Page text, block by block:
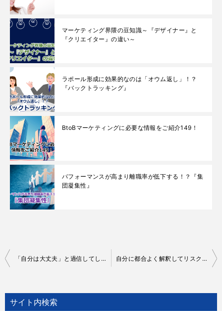
マーケティング界隈の豆知識～『デザイナー』と
『クリエイター』の違い～
ラポール形成に効果的なのは「オウム返し」！？
『バックトラッキング』
BtoBマーケティングに必要な情報をご紹介149！
パフォーマンスが高まり離職率が低下する！？『集
団凝集性』
投
ビ
「自分は大丈夫」と過信してしまう！？『第三者効果』 自分に都合よく解釈してリスクを軽視してしまう！？『楽観性バイアス』
サイト内検索